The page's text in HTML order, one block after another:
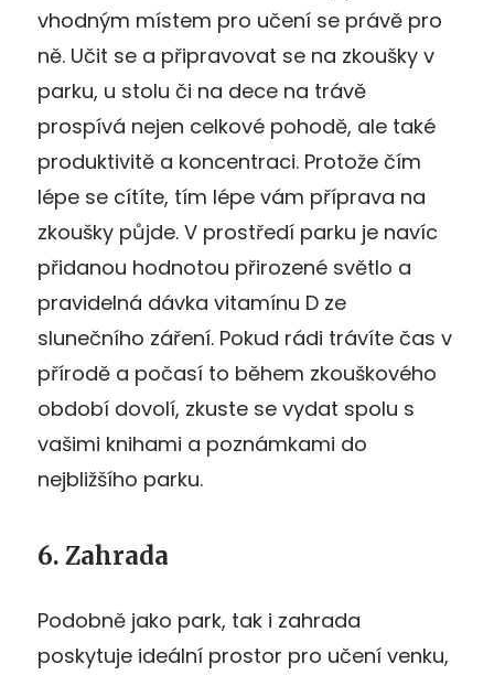
vhodným místem pro učení se právě pro
ně. Učit se a připravovat se na zkoušky v
parku, u stolu či na dece na trávě
prospívá nejen celkové pohodě, ale také
produktivitě a koncentraci. Protože čím
lépe se cítíte, tím lépe vám příprava na
zkoušky půjde. V prostředí parku je navíc
přidanou hodnotou přirozené světlo a
pravidelná dávka vitamínu D ze
slunečního záření. Pokud rádi trávíte čas v
přírodě a počasí to během zkouškového
období dovolí, zkuste se vydat spolu s
vašimi knihami a poznámkami do
nejbližšího parku.
6. Zahrada
Podobně jako park, tak i zahrada
poskytuje ideální prostor pro učení venku,